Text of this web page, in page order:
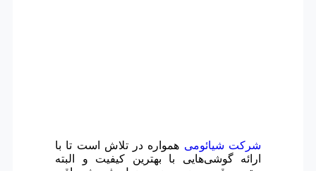
شرکت شیائومی همواره در تلاش است تا با
ارائه گوشی‌هایی با بهترین کیفیت و البته